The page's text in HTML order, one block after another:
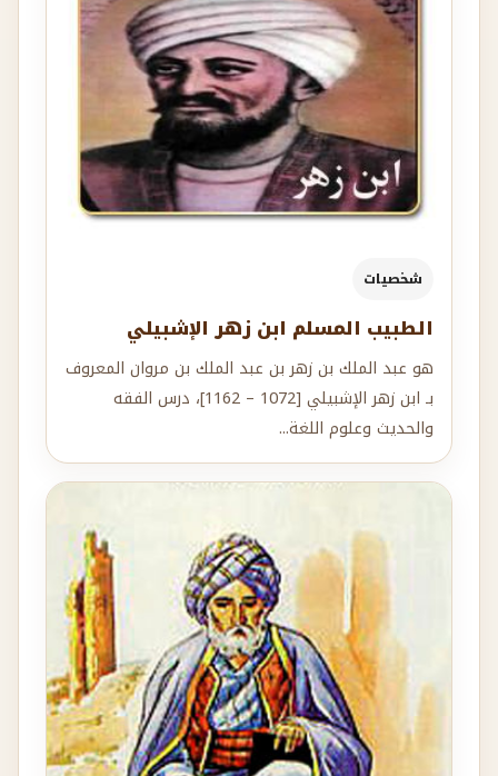
شخصيات
الطبيب المسلم ابن زهر الإشبيلي
هو عبد الملك بن زهر بن عبد الملك بن مروان المعروف
بـ ابن زهر الإشبيلي [1072 – 1162]، درس الفقه
والحديث وعلوم اللغة...